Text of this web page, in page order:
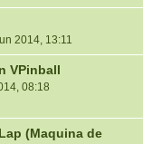
2014, 13:11
VPinball
08:18
(Maquina de